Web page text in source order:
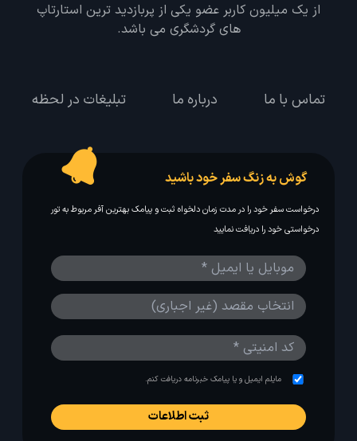
از یک میلیون کاربر عضو یکی از پربازدید ترین استارتاپ
های گردشگری می باشد.
تماس با ما درباره ما تبلیغات در لحظه
گوش به زنگ سفر خود باشید
درخواست سفر خود را در مدت زمان دلخواه ثبت و پیامک بهترین آفر مربوط به تور
درخواستی خود را دریافت نمایید
مایلم ایمیل و یا پیامک خبرنامه دریافت کنم.